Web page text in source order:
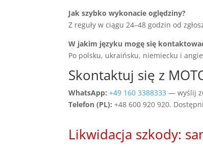
Jak szybko wykonacie oględziny?
Z reguły w ciągu 24–48 godzin od
W jakim języku mogę się
Po polsku, ukraińsku, niemiecku i
Skontaktuj się z
WhatsApp: +49 160 3388333 — wyślij
Telefon (PL): +48 600 920 920.
Likwidacja szkody: